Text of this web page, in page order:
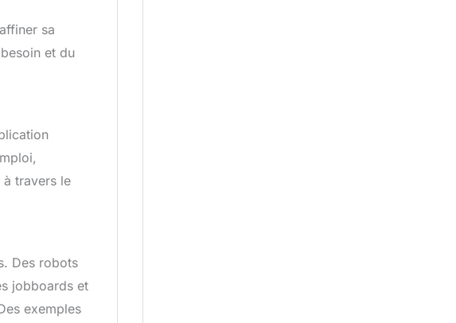
sa
et du
à travers le
Des robots
jobboards et
exemples